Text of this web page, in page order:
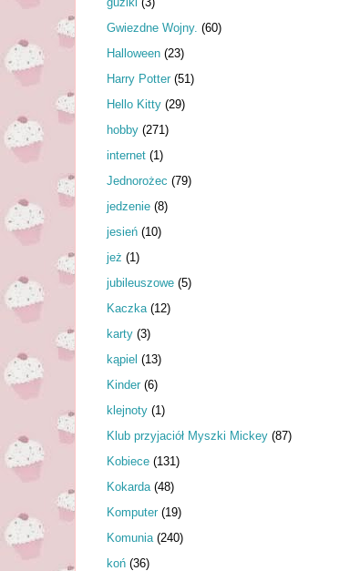
Gwiezdne Wojny. (60)
Halloween (23)
Harry Potter (51)
Hello Kitty (29)
hobby (271)
internet (1)
Jednorożec (79)
jedzenie (8)
jesień (10)
jeż (1)
jubileuszowe (5)
Kaczka (12)
karty (3)
kąpiel (13)
Kinder (6)
klejnoty (1)
Klub przyjaciół Myszki Mickey (87)
Kobiece (131)
Kokarda (48)
Komputer (19)
Komunia (240)
koń (36)